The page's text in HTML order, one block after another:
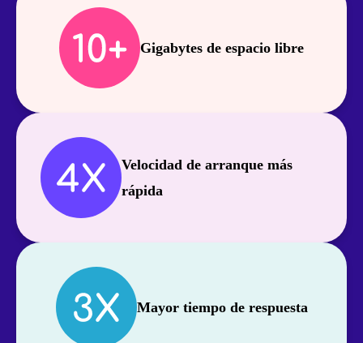
Gigabytes de espacio libre
Velocidad de arranque más
rápida
Mayor tiempo de respuesta